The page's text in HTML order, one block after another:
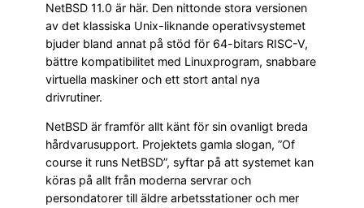
NetBSD 11.0 är här. Den nittonde stora versionen
av det klassiska Unix-liknande operativsystemet
bjuder bland annat på stöd för 64-bitars RISC-V,
bättre kompatibilitet med Linuxprogram, snabbare
virtuella maskiner och ett stort antal nya
drivrutiner.
NetBSD är framför allt känt för sin ovanligt breda
hårdvarusupport. Projektets gamla slogan, ”Of
course it runs NetBSD”, syftar på att systemet kan
köras på allt från moderna servrar och
persondatorer till äldre arbetsstationer och mer